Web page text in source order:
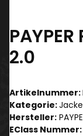
2.0
Artikelnummer:
Kategorie:
Hersteller:
EClass Nummer: